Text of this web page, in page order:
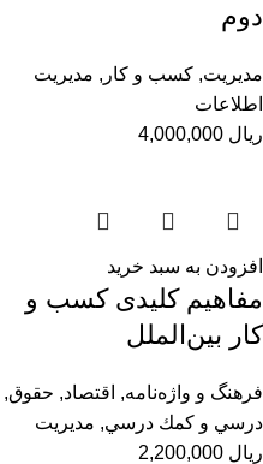
دوم
مديريت, کسب و کار , مدیریت
اطلاعات
ریال
افزودن به سبد خرید
مفاهیم کلیدی کسب‌ و
کار بین‌الملل
فرهنگ و واژه‌نامه, اقتصاد, حقوق,
درسي و كمك درسي, مديريت
ریال